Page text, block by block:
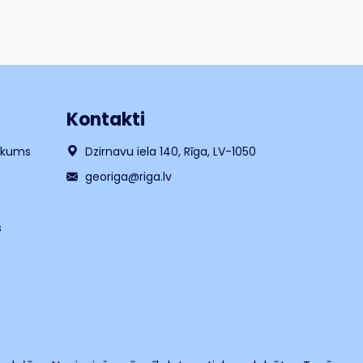
Kontakti
Dzirnavu iela 140, Rīga, LV-1050
georiga@riga.lv